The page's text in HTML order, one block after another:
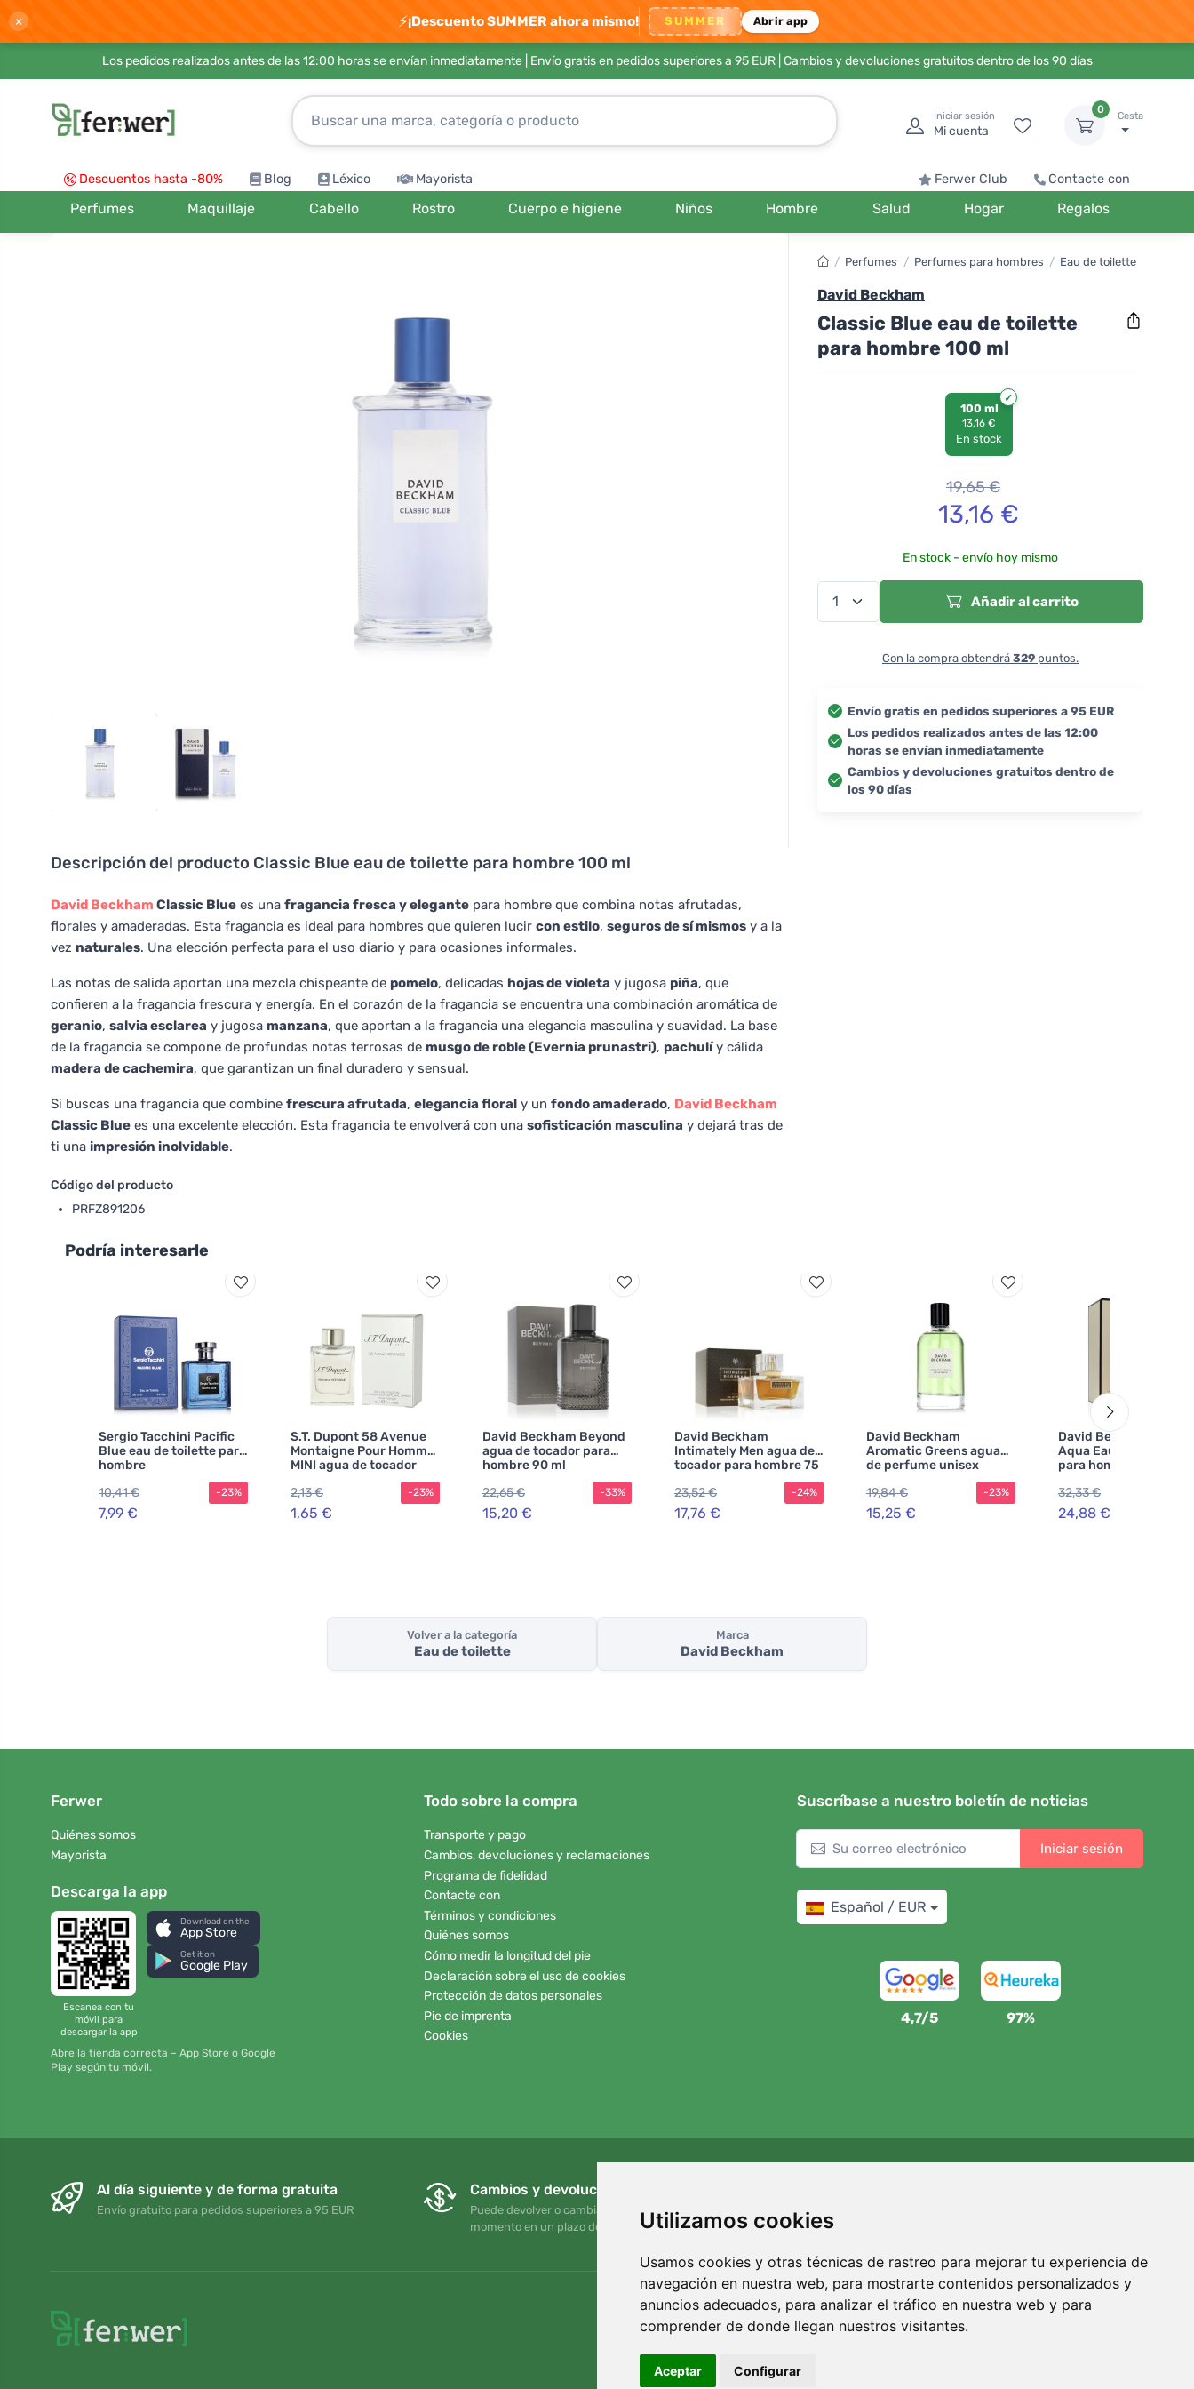
Utilizamos cookies
Usamos cookies y otras técnicas de rastreo para mejorar tu experiencia de
navegación en nuestra web, para mostrarte contenidos personalizados y
anuncios adecuados, para analizar el tráfico en nuestra web y para
comprender de donde llegan nuestros visitantes.
Aceptar Configurar
× ⚡¡Descuento SUMMER ahora mismo! SUMMER Abrir app
Los pedidos realizados antes de las 12:00 horas se envían inmediatamente | Envío gratis en pedidos superiores a 95 EUR| Cambios y devoluciones gratuitos dentro de los 90 días
Iniciar sesión
Mi cuenta
0
Cesta
Descuentos hasta -80% Blog Léxico Mayorista Ferwer Club Contacte con
Perfumes Maquillaje Cabello Rostro Cuerpo e higiene Niños Hombre Salud Hogar Regalos
Descripción del producto Classic Blue eau de toilette para hombre 100 ml
David Beckham Classic Blue es una fragancia fresca y elegante para hombre que combina notas afrutadas,
florales y amaderadas. Esta fragancia es ideal para hombres que quieren lucir con estilo, seguros de sí mismos y a la
vez naturales. Una elección perfecta para el uso diario y para ocasiones informales.
Las notas de salida aportan una mezcla chispeante de pomelo, delicadas hojas de violeta y jugosa piña, que
confieren a la fragancia frescura y energía. En el corazón de la fragancia se encuentra una combinación aromática de
geranio, salvia esclarea y jugosa manzana, que aportan a la fragancia una elegancia masculina y suavidad. La base
de la fragancia se compone de profundas notas terrosas de musgo de roble (Evernia prunastri), pachulíy cálida
madera de cachemira, que garantizan un final duradero y sensual.
Si buscas una fragancia que combine frescura afrutada, elegancia floral y un fondo amaderado, David Beckham
Classic Blue es una excelente elección. Esta fragancia te envolverá con una sofisticación masculina y dejará tras de
ti una impresión inolvidable.
Código del producto
PRFZ891206
/ Perfumes / Perfumes para hombres / Eau de toilette
David Beckham
Classic Blue eau de toilette
para hombre 100 ml
100 ml
13,16 €
En stock
19,65€
13,16 €
En stock - envío hoy mismo
Añadir al carrito
Con la compra obtendrá 329 puntos.
Envío gratis en pedidos superiores a 95 EUR
Los pedidos realizados antes de las 12:00
horas se envían inmediatamente
Cambios y devoluciones gratuitos dentro de
los 90 días
Podría interesarle
Sergio Tacchini Pacific
Blue eau de toilette para
hombre
10,41 €
7,99 €
-23%
S.T. Dupont 58 Avenue
Montaigne Pour Homme
MINI agua de tocador
2,13 €
1,65 €
-23%
David Beckham Beyond
agua de tocador para
hombre 90 ml
22,65 €
15,20 €
-33%
David Beckham
Intimately Men agua de
tocador para hombre 75
23,52 €
17,76 €
-24%
David Beckham
Aromatic Greens agua
de perfume unisex
19,84 €
15,25 €
-23%
David Beckham
Aqua Eau de Parfum
para hombre
32,33 €
24,88 €
Volver a la categoría
Eau de toilette
Marca
David Beckham
Ferwer
Quiénes somos
Mayorista
Descarga la app
Escanea con tu
móvil para
descargar la app
Download on the
App Store
Get it on
Google Play
Abre la tienda correcta – App Store o Google
Play según tu móvil.
Todo sobre la compra
Transporte y pago
Cambios, devoluciones y reclamaciones
Programa de fidelidad
Contacte con
Términos y condiciones
Quiénes somos
Cómo medir la longitud del pie
Declaración sobre el uso de cookies
Protección de datos personales
Pie de imprenta
Cookies
Suscríbase a nuestro boletín de noticias
Iniciar sesión
Español / EUR
4,7/5 97%
Al día siguiente y de forma gratuita
Envío gratuito para pedidos superiores a 95 EUR
Cambios y devoluciones gratuitos
Puede devolver o cambiar su pedido en cualquier
momento en un plazo de 90 días